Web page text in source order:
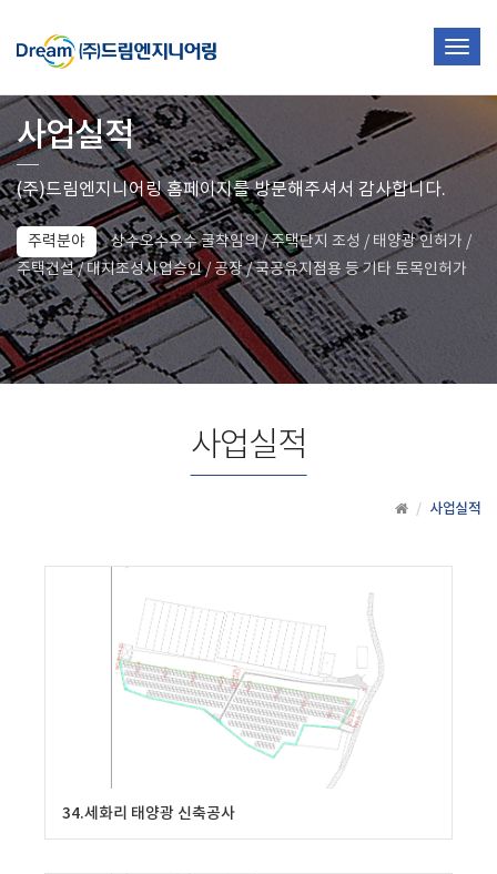
사업실적
(주)드림엔지니어링 홈페이지를 방문해주셔서 감사합니다.
주력분야
상수오수우수 굴착임의 / 주택단지 조성 / 태양광 인허가 /
주택건설 / 대지조성사업승인 / 공장 / 국공유지점용 등 기타 토목인허가
사업실적
사업실적
34.세화리 태양광 신축공사